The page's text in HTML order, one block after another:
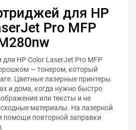
для HP
Pro MFP
HP Color LaserJet Pro MFP
— тонером, который
Цветные лазерные принтеры
и дома, когда нужно быстро
или тексты и не
материалы. На лазерной
помощи повторной заправки